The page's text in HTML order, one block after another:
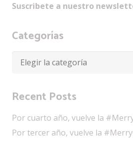
Suscribete a nuestro
Categorías
Categorías
Recent Posts
Por cuarto año, vuelve la
Por tercer año, vuelve la